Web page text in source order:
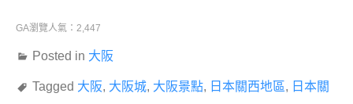
GA瀏覽人氣：2,447
Posted in 大阪
Tagged 大阪, 大阪城, 大阪景點, 日本關西地區, 日本關